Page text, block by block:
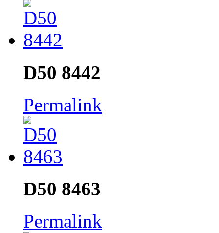
D50 8442
Permalink
D50 8463
Permalink